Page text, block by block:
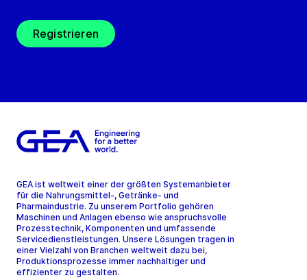
Registrieren
GEA ist weltweit einer der größten Systemanbieter
für die Nahrungsmittel-, Getränke- und
Pharmaindustrie. Zu unserem Portfolio gehören
Maschinen und Anlagen ebenso wie anspruchsvolle
Prozesstechnik, Komponenten und umfassende
Servicedienstleistungen. Unsere Lösungen tragen in
einer Vielzahl von Branchen weltweit dazu bei,
Produktionsprozesse immer nachhaltiger und
effizienter zu gestalten.